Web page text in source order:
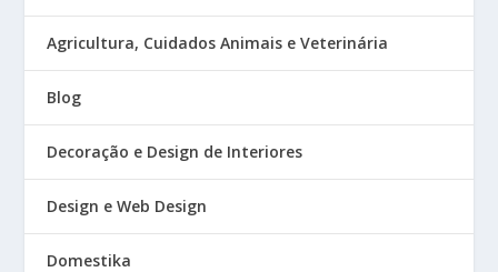
Agricultura, Cuidados Animais e Veterinária
Blog
Decoração e Design de Interiores
Design e Web Design
Domestika